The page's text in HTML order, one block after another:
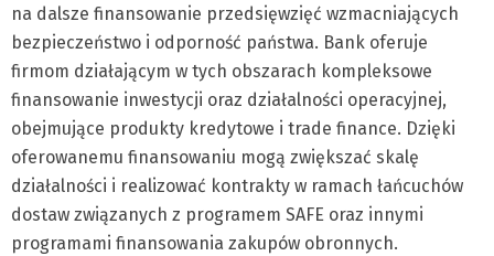
na dalsze finansowanie przedsięwzięć wzmacniających
bezpieczeństwo i odporność państwa. Bank oferuje
firmom działającym w tych obszarach kompleksowe
finansowanie inwestycji oraz działalności operacyjnej,
obejmujące produkty kredytowe i trade finance. Dzięki
oferowanemu finansowaniu mogą zwiększać skalę
działalności i realizować kontrakty w ramach łańcuchów
dostaw związanych z programem SAFE oraz innymi
programami finansowania zakupów obronnych.